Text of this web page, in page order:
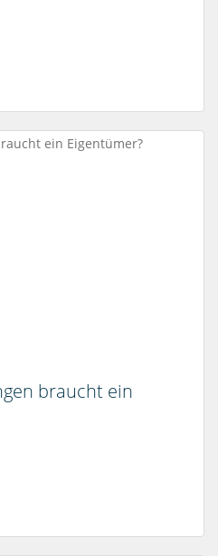
braucht ein